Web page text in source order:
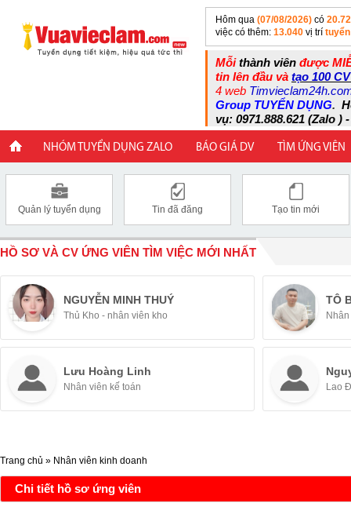
Hôm qua (07/08/2026) có
việc có thêm: 13.040 vị trí
Mỗithành viên được
tin lên đầu và tạo 100
4 web
Group TUYỂN DỤNG.
vụ: 0971.888.621 (Zalo )
NHÓM TUYỂN DỤNG ZALO BÁO GIÁ DV TÌM ỨNG VIÊN
Quản lý tuyển dụng Tin đã đăng Tạo tin mới
HỒ SƠ VÀ CV ỨNG VIÊN TÌM VIỆC MỚI NHẤT
NGUYỄN MINH THUÝ
Thủ Kho - nhân viên kho
TÔ
Lưu Hoàng Linh
Nhân viên kế toán Lao
Trang chủ » Nhân viên kinh doanh
Chi tiết hồ sơ ứng viên